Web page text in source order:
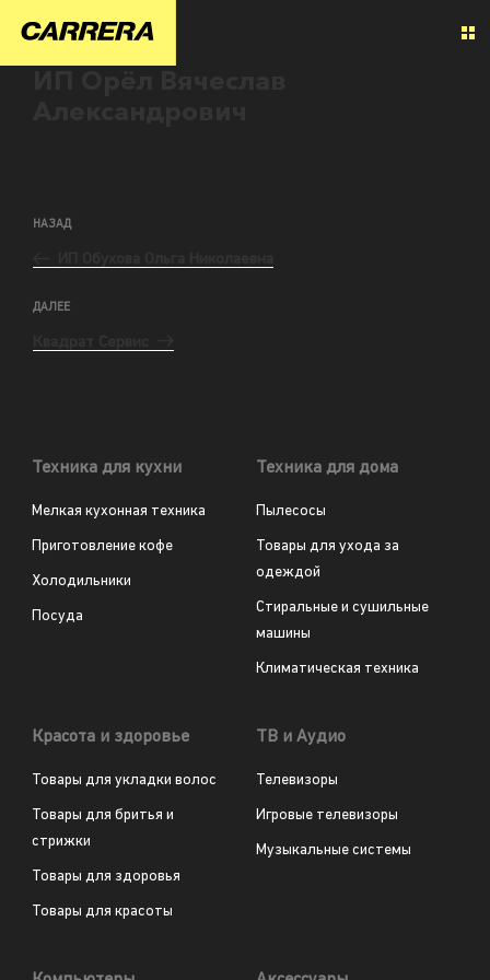
НАЗАД
ДАЛЕЕ
Техника для кухни
Мелкая кухонная техника
Приготовление кофе
Холодильники
Посуда
Техника для дома
Пылесосы
Товары для ухода за
одеждой
Стиральные и сушильные
машины
Климатическая техника
Красота и здоровье
Товары для укладки волос
Товары для бритья и
стрижки
Товары для здоровья
Товары для красоты
ТВ и Аудио
Телевизоры
Игровые телевизоры
Музыкальные системы